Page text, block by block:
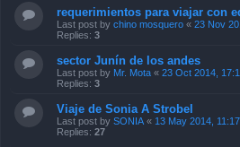
requerimientos para viajar con
Last post by chino mosquero « 23 Nov
Replies: 3
sector Junín de los andes
Last post by Mr. Mota « 23 Oct 2014,
Replies: 3
Viaje de Sonia A Strobel
Last post by SONIA « 13 May 2014, 11:17
Replies: 27